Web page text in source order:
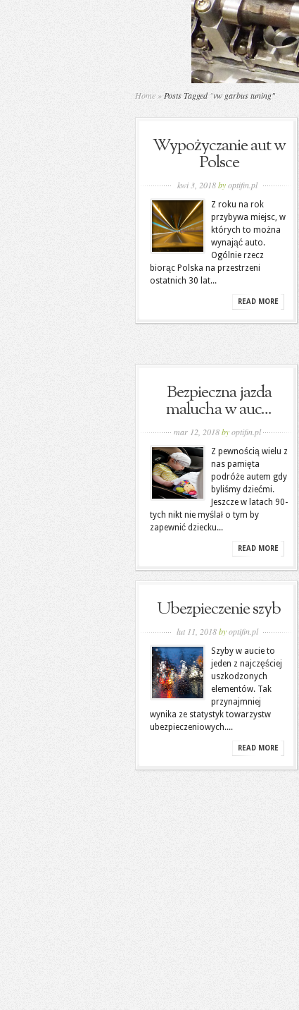
Home » Posts Tagged "vw garbus tuning"
Wypożyczanie aut w
Polsce
kwi 3, 2018byoptifin.pl
Z roku na rok
przybywa miejsc, w
których to można
wynająć auto.
Ogólnie rzecz
biorąc Polska na przestrzeni
ostatnich 30 lat...
READ MORE
Bezpieczna jazda
malucha w auc...
mar 12, 2018byoptifin.pl
Z pewnością wielu z
nas pamięta
podróże autem gdy
byliśmy dziećmi.
Jeszcze w latach 90-
tych nikt nie myślał o tym by
zapewnić dziecku...
READ MORE
Ubezpieczenie szyb
lut 11, 2018byoptifin.pl
Szyby w aucie to
jeden z najczęściej
uszkodzonych
elementów. Tak
przynajmniej
wynika ze statystyk towarzystw
ubezpieczeniowych....
READ MORE